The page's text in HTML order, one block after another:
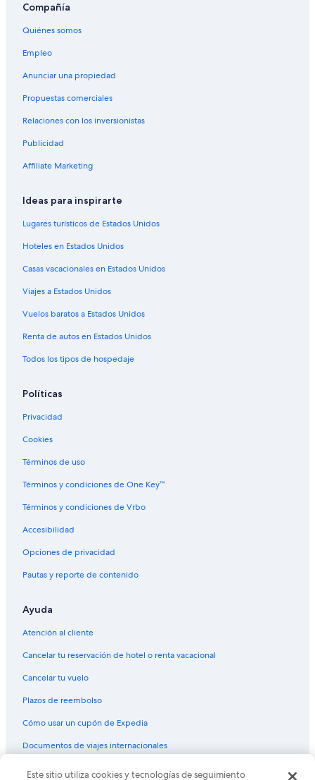
Hoteles con alberca en Reedley
Hoteles en Reedley
Hoteles cerca de Cámara de Comercio del distrito de
Selma
Hoteles cerca de Club de golf Ridge Creek Dinuba
Hoteles 5 estrellas en Parlier
Apartamentos en Parlier
Hoteles en Parlier
Moteles en Parlier
Apartamentos en Traver
Hoteles haciendas en Traver
Hoteles de La Quinta Inn & Suites en Traver
Wyndham Hotels en Traver
Hoteles en Traver
Moteles en Traver
Cabañas en Selma
Casas vacacionales en Selma
Apartamentos en Selma
Hoteles con spa en Selma
Hoteles para ir de compras en Selma
Hoteles de ski en Selma
Hoteles históricos en Selma
Hoteles baratos en Selma
Hoteles cerca del lago en Selma
Hoteles con bar en Selma
Hoteles con restaurante en Selma
Marriott Hotels & Resorts en Selma
Hoteles de Motel 6 en Selma
Hoteles en Selma
Moteles en Selma
Compañía
Quiénes somos
Empleo
Anunciar una propiedad
Propuestas comerciales
Relaciones con los inversionistas
Publicidad
Affiliate Marketing
Ideas para inspirarte
Lugares turísticos de Estados Unidos
Hoteles en Estados Unidos
Casas vacacionales en Estados Unidos
Viajes a Estados Unidos
Vuelos baratos a Estados Unidos
Renta de autos en Estados Unidos
Todos los tipos de hospedaje
Políticas
Privacidad
Cookies
Términos de uso
Términos y condiciones de One Key™
Términos y condiciones de Vrbo
Accesibilidad
Opciones de privacidad
Pautas y reporte de contenido
Ayuda
Atención al cliente
Cancelar tu reservación de hotel o renta vacacional
Cancelar tu vuelo
Plazos de reembolso
Cómo usar un cupón de Expedia
Documentos de viajes internacionales
© 2026 Expedia, Inc., una empresa de Expedia Group. Todos los
Este sitio utiliza cookies y tecnologías de seguimiento